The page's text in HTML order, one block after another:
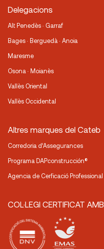
Delegacions
Alt Penedès · Garraf
Bages · Berguedà · Anoia
Maresme
Osona · Moianès
Vallès Oriental
Vallès Occidental
Altres marques del Cateb
Corredoria d’Assegurances
Programa DAPconstrucción®
Agencia de Cerficació Professional
COL·LEGI CERTIFICAT AMB